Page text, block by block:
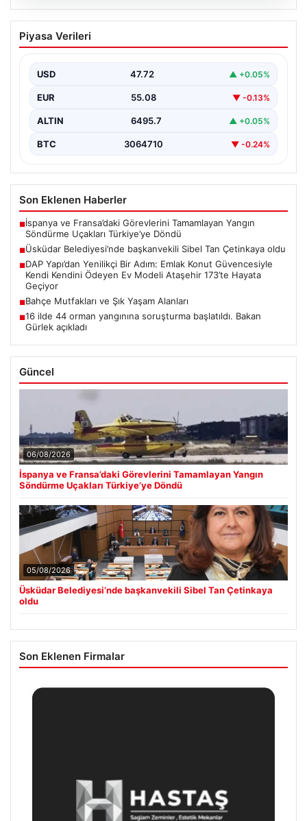
05.08.2026
Üsküdar Belediyesi’nde başkanvekili
Sibel Tan Çetinkaya oldu
Piyasa Verileri
USD 47.72 ▲ +0.05%
EUR 55.08 ▼ -0.13%
ALTIN 6495.7 ▲ +0.05%
BTC 3064710 ▼ -0.24%
Son Eklenen Haberler
■İspanya ve Fransa’daki Görevlerini Tamamlayan Yangın
Söndürme Uçakları Türkiye’ye Döndü
■Üsküdar Belediyesi’nde başkanvekili Sibel Tan Çetinkaya oldu
■DAP Yapı’dan Yenilikçi Bir Adım: Emlak Konut Güvencesiyle
Kendi Kendini Ödeyen Ev Modeli Ataşehir 173’te Hayata
Geçiyor
■Bahçe Mutfakları ve Şık Yaşam Alanları
■16 ilde 44 orman yangınına soruşturma başlatıldı. Bakan
Gürlek açıkladı
Güncel
06/08/2026
İspanya ve Fransa’daki Görevlerini Tamamlayan Yangın
Söndürme Uçakları Türkiye’ye Döndü
05/08/2026
Üsküdar Belediyesi’nde başkanvekili Sibel Tan Çetinkaya
oldu
Son Eklenen Firmalar